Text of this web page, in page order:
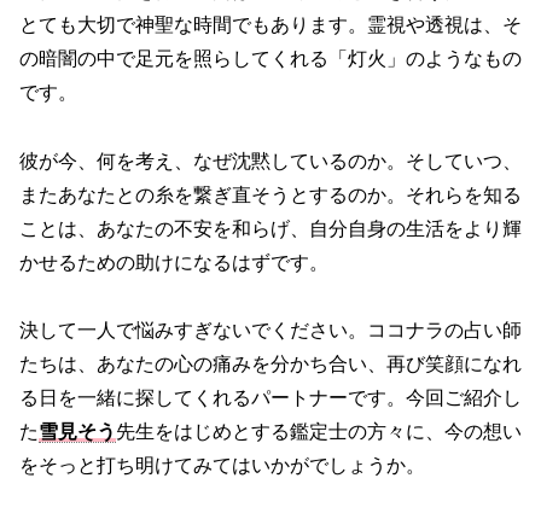
とても大切で神聖な時間でもあります。霊視や透視は、そ
の暗闇の中で足元を照らしてくれる「灯火」のようなもの
です。
彼が今、何を考え、なぜ沈黙しているのか。そしていつ、
またあなたとの糸を繋ぎ直そうとするのか。それらを知る
ことは、あなたの不安を和らげ、自分自身の生活をより輝
かせるための助けになるはずです。
決して一人で悩みすぎないでください。ココナラの占い師
たちは、あなたの心の痛みを分かち合い、再び笑顔になれ
る日を一緒に探してくれるパートナーです。今回ご紹介し
た雪見そう 先生をはじめとする鑑定士の方々に、今の想い
をそっと打ち明けてみてはいかがでしょうか。